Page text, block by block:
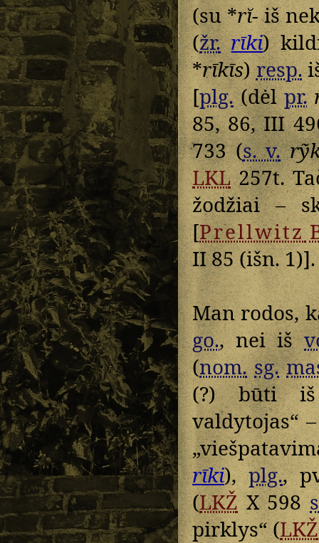
(su *rĭ-iš
(žr. rīki)
*rīkīs)resp.
[plg.(dėlpr.
85, 86, III
733 (s. v.
LKL257t.
žodžiai –
[Prellwitz
II 85 (išn. 1)].
Man rodos,
go., nei iš
(nom. sg.
(?) būti iš
valdytojas“
rīki),plg.,
(LKŽX 598
pirklys“ (LKŽ